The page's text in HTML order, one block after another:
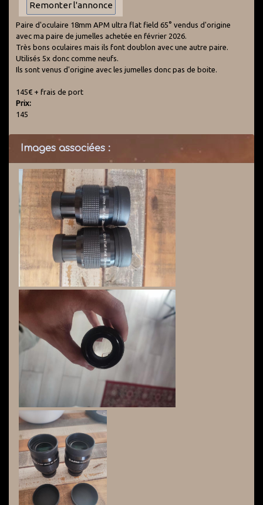
Paire d'oculaire 18mm APM ultra flat field 65° vendus d'origine
avec ma paire de jumelles achetée en février 2026.
Très bons oculaires mais ils font doublon avec une autre paire.
Utilisés 5x donc comme neufs.
Ils sont venus d'origine avec les jumelles donc pas de boite.
145€ + frais de port
Prix:
145
Images associées :